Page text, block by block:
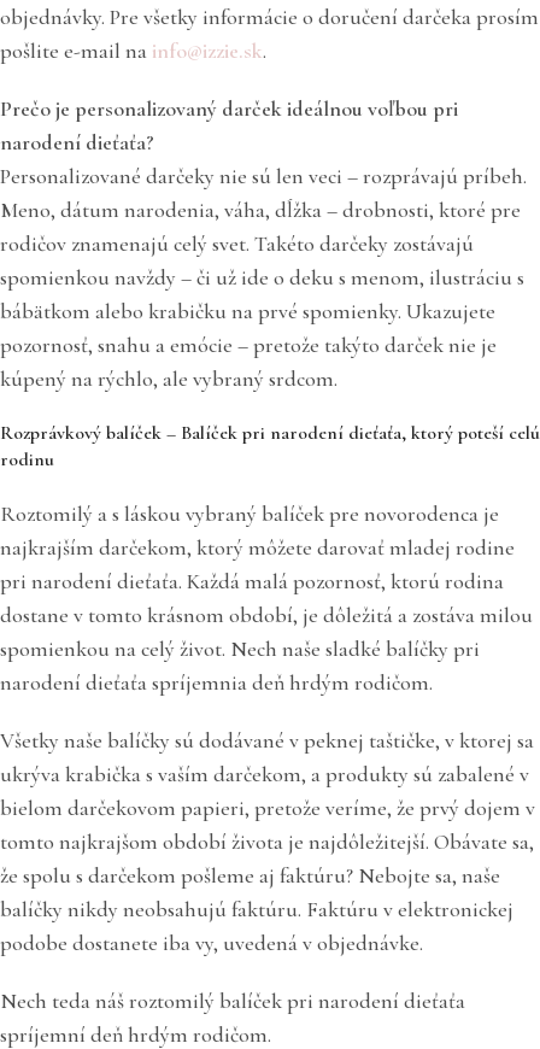
objednávky. Pre všetky informácie o doručení darčeka prosím
pošlite e-mail na info@izzie.sk.
Prečo je personalizovaný darček ideálnou voľbou pri
narodení dieťaťa?
Personalizované darčeky nie sú len veci – rozprávajú príbeh.
Meno, dátum narodenia, váha, dĺžka – drobnosti, ktoré pre
rodičov znamenajú celý svet. Takéto darčeky zostávajú
spomienkou navždy – či už ide o deku s menom, ilustráciu s
bábätkom alebo krabičku na prvé spomienky. Ukazujete
pozornosť, snahu a emócie – pretože takýto darček nie je
kúpený na rýchlo, ale vybraný srdcom.
Rozprávkový balíček – Balíček pri narodení dieťaťa, ktorý poteší celú
rodinu
Roztomilý a s láskou vybraný balíček pre novorodenca je
najkrajším darčekom, ktorý môžete darovať mladej rodine
pri narodení dieťaťa. Každá malá pozornosť, ktorú rodina
dostane v tomto krásnom období, je dôležitá a zostáva milou
spomienkou na celý život. Nech naše sladké balíčky pri
narodení dieťaťa spríjemnia deň hrdým rodičom.
Všetky naše balíčky sú dodávané v peknej taštičke, v ktorej sa
ukrýva krabička s vaším darčekom, a produkty sú zabalené v
bielom darčekovom papieri, pretože veríme, že prvý dojem v
tomto najkrajšom období života je najdôležitejší. Obávate sa,
že spolu s darčekom pošleme aj faktúru? Nebojte sa, naše
balíčky nikdy neobsahujú faktúru. Faktúru v elektronickej
podobe dostanete iba vy, uvedená v objednávke.
Nech teda náš roztomilý balíček pri narodení dieťaťa
spríjemní deň hrdým rodičom.